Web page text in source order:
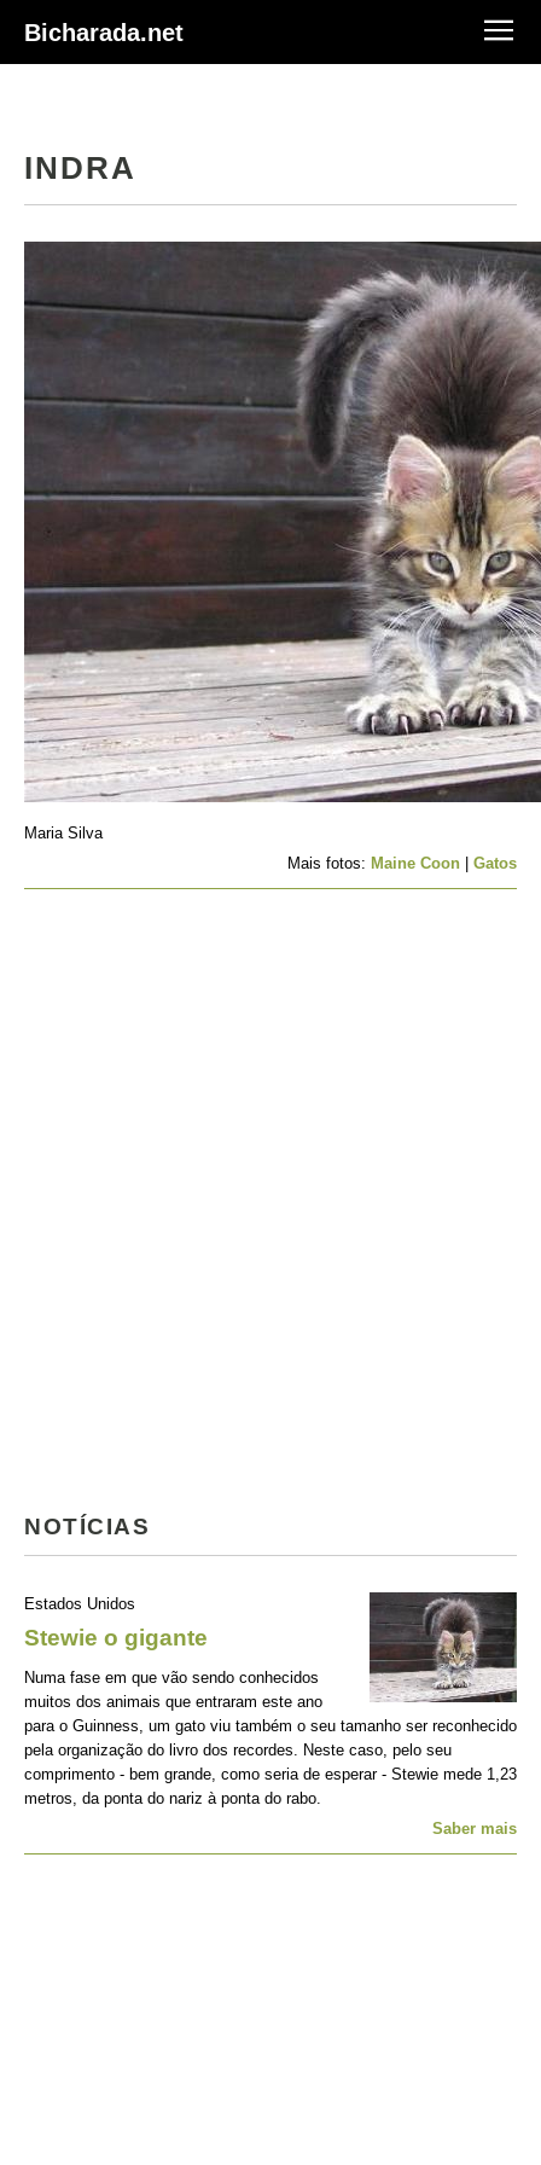
Bicharada.net
INDRA
Maria Silva
Mais fotos: Maine Coon Gatos
NOTÍCIAS
Estados Unidos
Stewie o gigante
Numa fase em que vão sendo conhecidos
muitos dos animais que entraram este ano
para o Guinness, um gato viu também o seu tamanho ser reconhecido
pela organização do livro dos recordes. Neste caso, pelo seu
comprimento - bem grande, como seria de esperar - Stewie mede 1,23
metros, da ponta do nariz à ponta do rabo.
Saber mais